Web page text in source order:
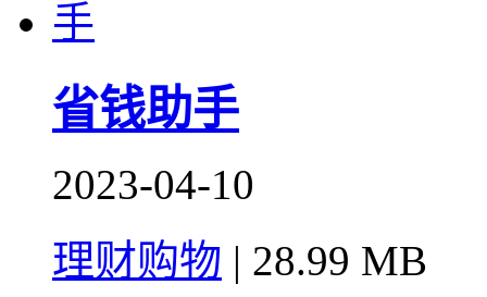
省钱助手
2023-04-10
理财购物 | 28.99 MB